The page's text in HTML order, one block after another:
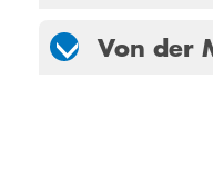
Von der